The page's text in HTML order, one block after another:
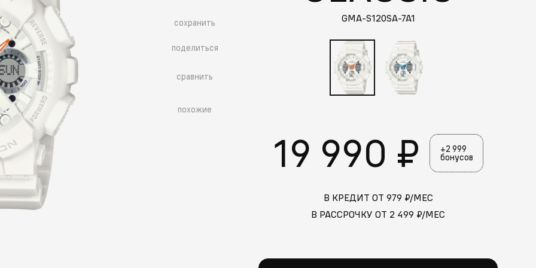
сохранить
поделиться
сравнить
похожие
GMA-S120SA-7A1
19 990 ₽ +2 999
бонусов
В КРЕДИТ ОТ 979 ₽/МЕС
В РАССРОЧКУ ОТ 2 499 ₽/МЕС